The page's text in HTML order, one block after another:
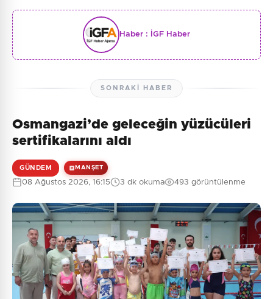
Haber : İGF Haber
SONRAKI HABER
Osmangazi’de geleceğin yüzücüleri
sertifikalarını aldı
GÜNDEM MANŞET
08 Ağustos 2026, 16:15 3 dk okuma 493 görüntülenme